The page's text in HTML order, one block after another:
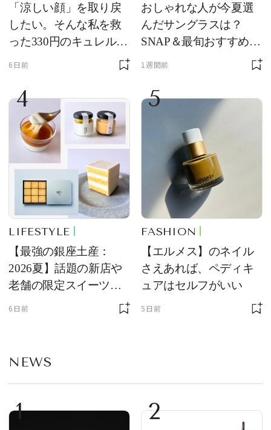
「涼しい顔」を取り戻
したい。そんな私を救
った330円のキュレル名
6日前
おしゃれな人が今夏選
んだサングラスは？
SNAP＆最旬おすすめサ
1週間前
4
LIFESTYLE
【最強の銀座土産：
2026夏】話題の新店や
老舗の限定スイーツを
ゲット【＃SPURおやつ
6日前
5
FASHION
【エルメス】のネイル
さえあれば、ペディキ
ュアはセルフがいい
5日前
NEWS
1 2